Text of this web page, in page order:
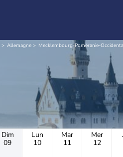
Allemagne Mecklembourg-Poméranie-
Dim
09
Lun
10
Mar
11
Mer
12